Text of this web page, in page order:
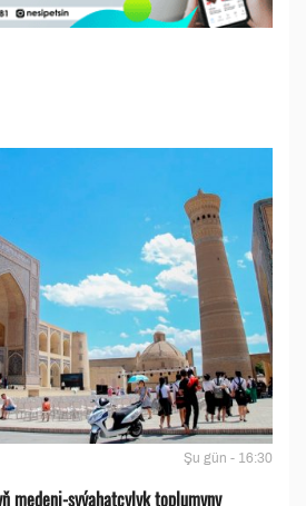
Şu gün - 16:30
medeni-syýahatçylyk toplumyny